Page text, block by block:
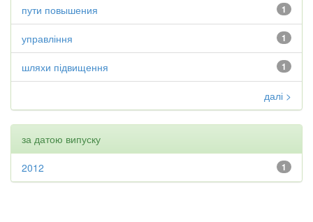
1
пути повышения
1
управління
1
шляхи підвищення
далі >
за датою випуску
1
2012